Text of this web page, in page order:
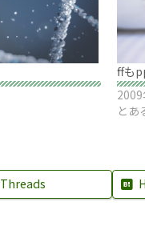
ffも
とあ
Threads